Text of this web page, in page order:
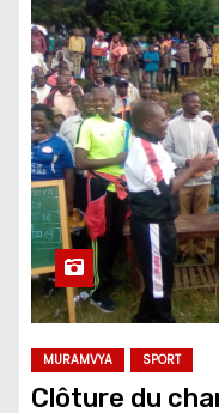
MURAMVYA SPORT
Clôture du